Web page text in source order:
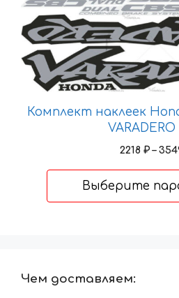
Комплект наклеек
VARADERO
2218 ₽ –
Выберите
товар
имеет
несколько
вариаций.
Опции
можно
товара.
Чем доставляем: